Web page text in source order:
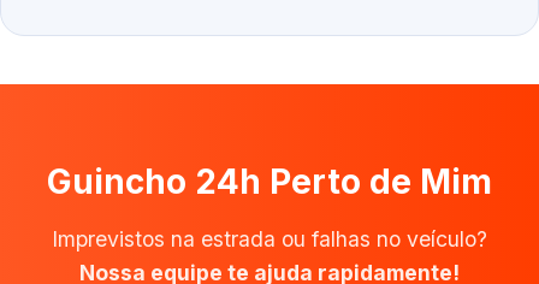
Guincho 24h Perto de Mim
Imprevistos na estrada ou falhas no veículo?
Nossa equipe te ajuda rapidamente!